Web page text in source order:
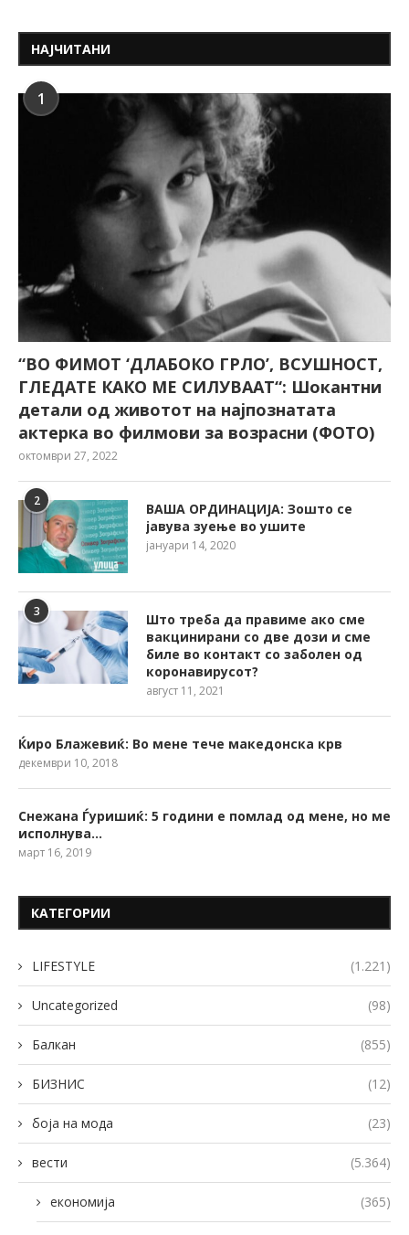
НАЈЧИТАНИ
1
“ВО ФИМОТ ‘ДЛАБОКО ГРЛО’, ВСУШНОСТ,
ГЛЕДАТЕ КАКО МЕ СИЛУВААТ“: Шокантни
детали од животот на најпознатата
актерка во филмови за возрасни (ФОТО)
октомври 27, 2022
2
ВАША ОРДИНАЦИЈА: Зошто се
јавува зуење во ушите
јануари 14, 2020
3
Што треба да правиме ако сме
вакцинирани со две дози и сме
биле во контакт со заболен од
коронавирусот?
август 11, 2021
Ќиро Блажевиќ: Во мене тече македонска крв
декември 10, 2018
Снежана Ѓуришиќ: 5 години е помлад од мене, но ме
исполнува…
март 16, 2019
КАТЕГОРИИ
LIFESTYLE (1.221)
Uncategorized (98)
Балкан (855)
БИЗНИС (12)
боја на мода (23)
вести (5.364)
економија (365)